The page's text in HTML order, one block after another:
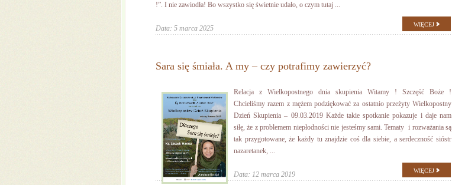
!”. I nie zawiodła! Bo wszystko się świetnie udało, o czym tutaj ...
Data: 5 marca 2025 WIĘCEJ
Sara się śmiała. A my – czy potrafimy zawierzyć?
Relacja z Wielkopostnego dnia skupienia Witamy ! Szczęść Boże !
Chcieliśmy razem z mężem podziękować za ostatnio przeżyty Wielkopostny
Dzień Skupienia – 09.03.2019 Każde takie spotkanie pokazuje i daje nam
siłę, że z problemem niepłodności nie jesteśmy sami. Tematy i rozważania są
tak przygotowane, że każdy tu znajdzie coś dla siebie, a serdeczność sióstr
nazaretanek, ...
Data: 12 marca 2019 WIĘCEJ